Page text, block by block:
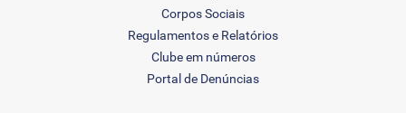
Corpos Sociais
Regulamentos e Relatórios
Clube em números
Portal de Denúncias